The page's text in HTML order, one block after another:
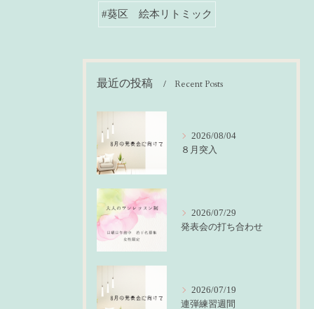
#葵区 絵本リトミック
最近の投稿 Recent Posts
2026/08/04
８月突入
2026/07/29
発表会の打ち合わせ
2026/07/19
連弾練習週間